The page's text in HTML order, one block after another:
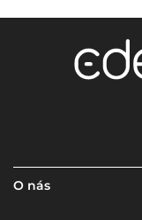
O nás